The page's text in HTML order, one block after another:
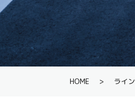
HOME > ライン